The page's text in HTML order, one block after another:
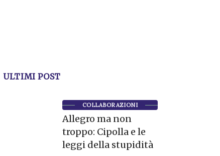
ULTIMI POST
COLLABORAZIONI
Allegro ma non
troppo: Cipolla e le
leggi della stupidità